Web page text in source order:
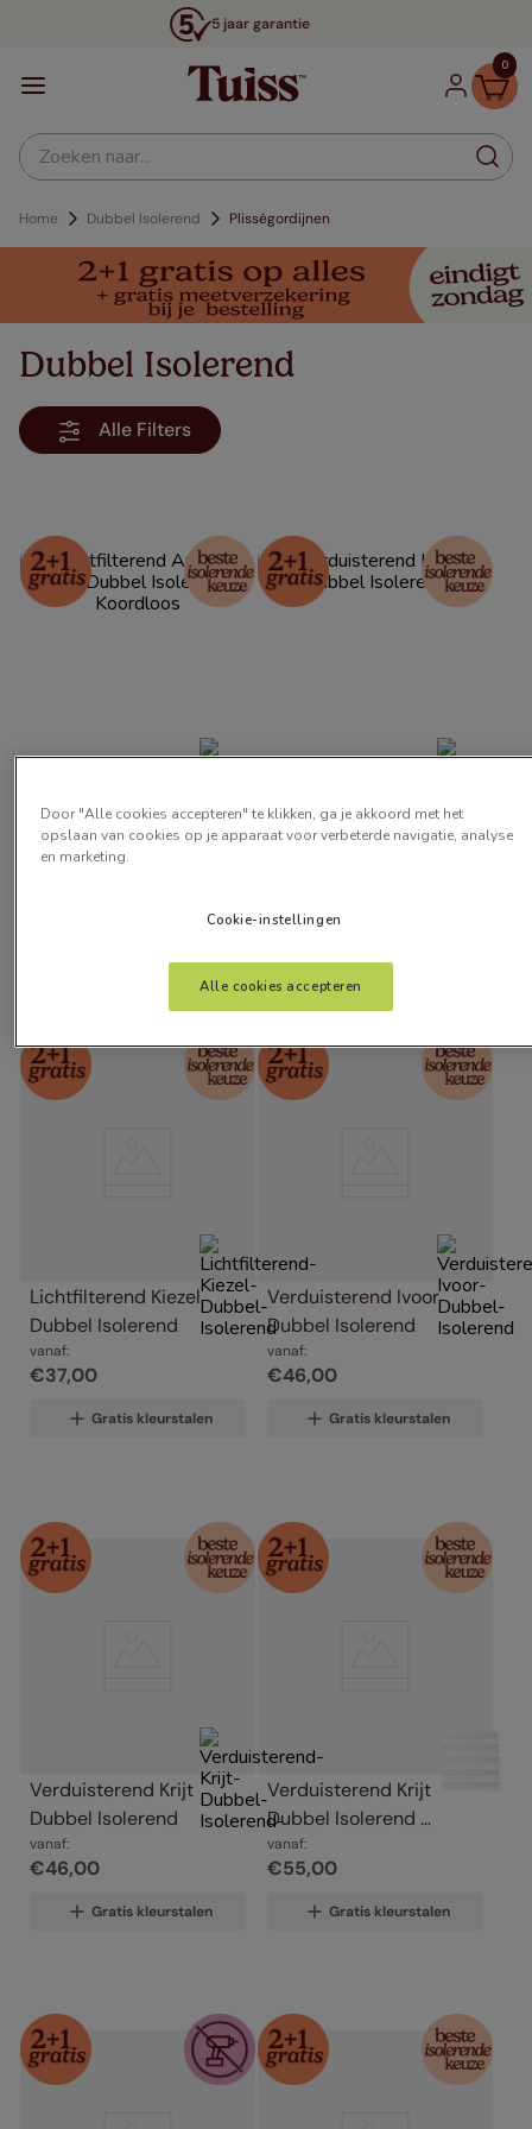
5 jaar garantie
0
Zoeken naar...
Home Dubbel Isolerend Plisségordijnen
Dubbel Isolerend
Alle Filters
Wit Dubbel Isolerend
Koordloos
vanaf:
Gratis kleurstalen
Dubbel Isolerend
Gratis kleurstalen
Lichtfilterend Kiezel
Dubbel Isolerend
vanaf:
€37,00
Gratis kleurstalen
Verduisterend Ivoor
Dubbel Isolerend
vanaf:
€46,00
Gratis kleurstalen
Verduisterend Krijt
Dubbel Isolerend
vanaf:
€46,00
Gratis kleurstalen
Verduisterend Krijt
Dubbel Isolerend
Koordloos
vanaf:
€55,00
Gratis kleurstalen
Door "Alle cookies accepteren" te klikken, ga je akkoord met het
opslaan van cookies op je apparaat voor verbeterde navigatie, analyse
en marketing.
Cookie-instellingen
Alle cookies accepteren